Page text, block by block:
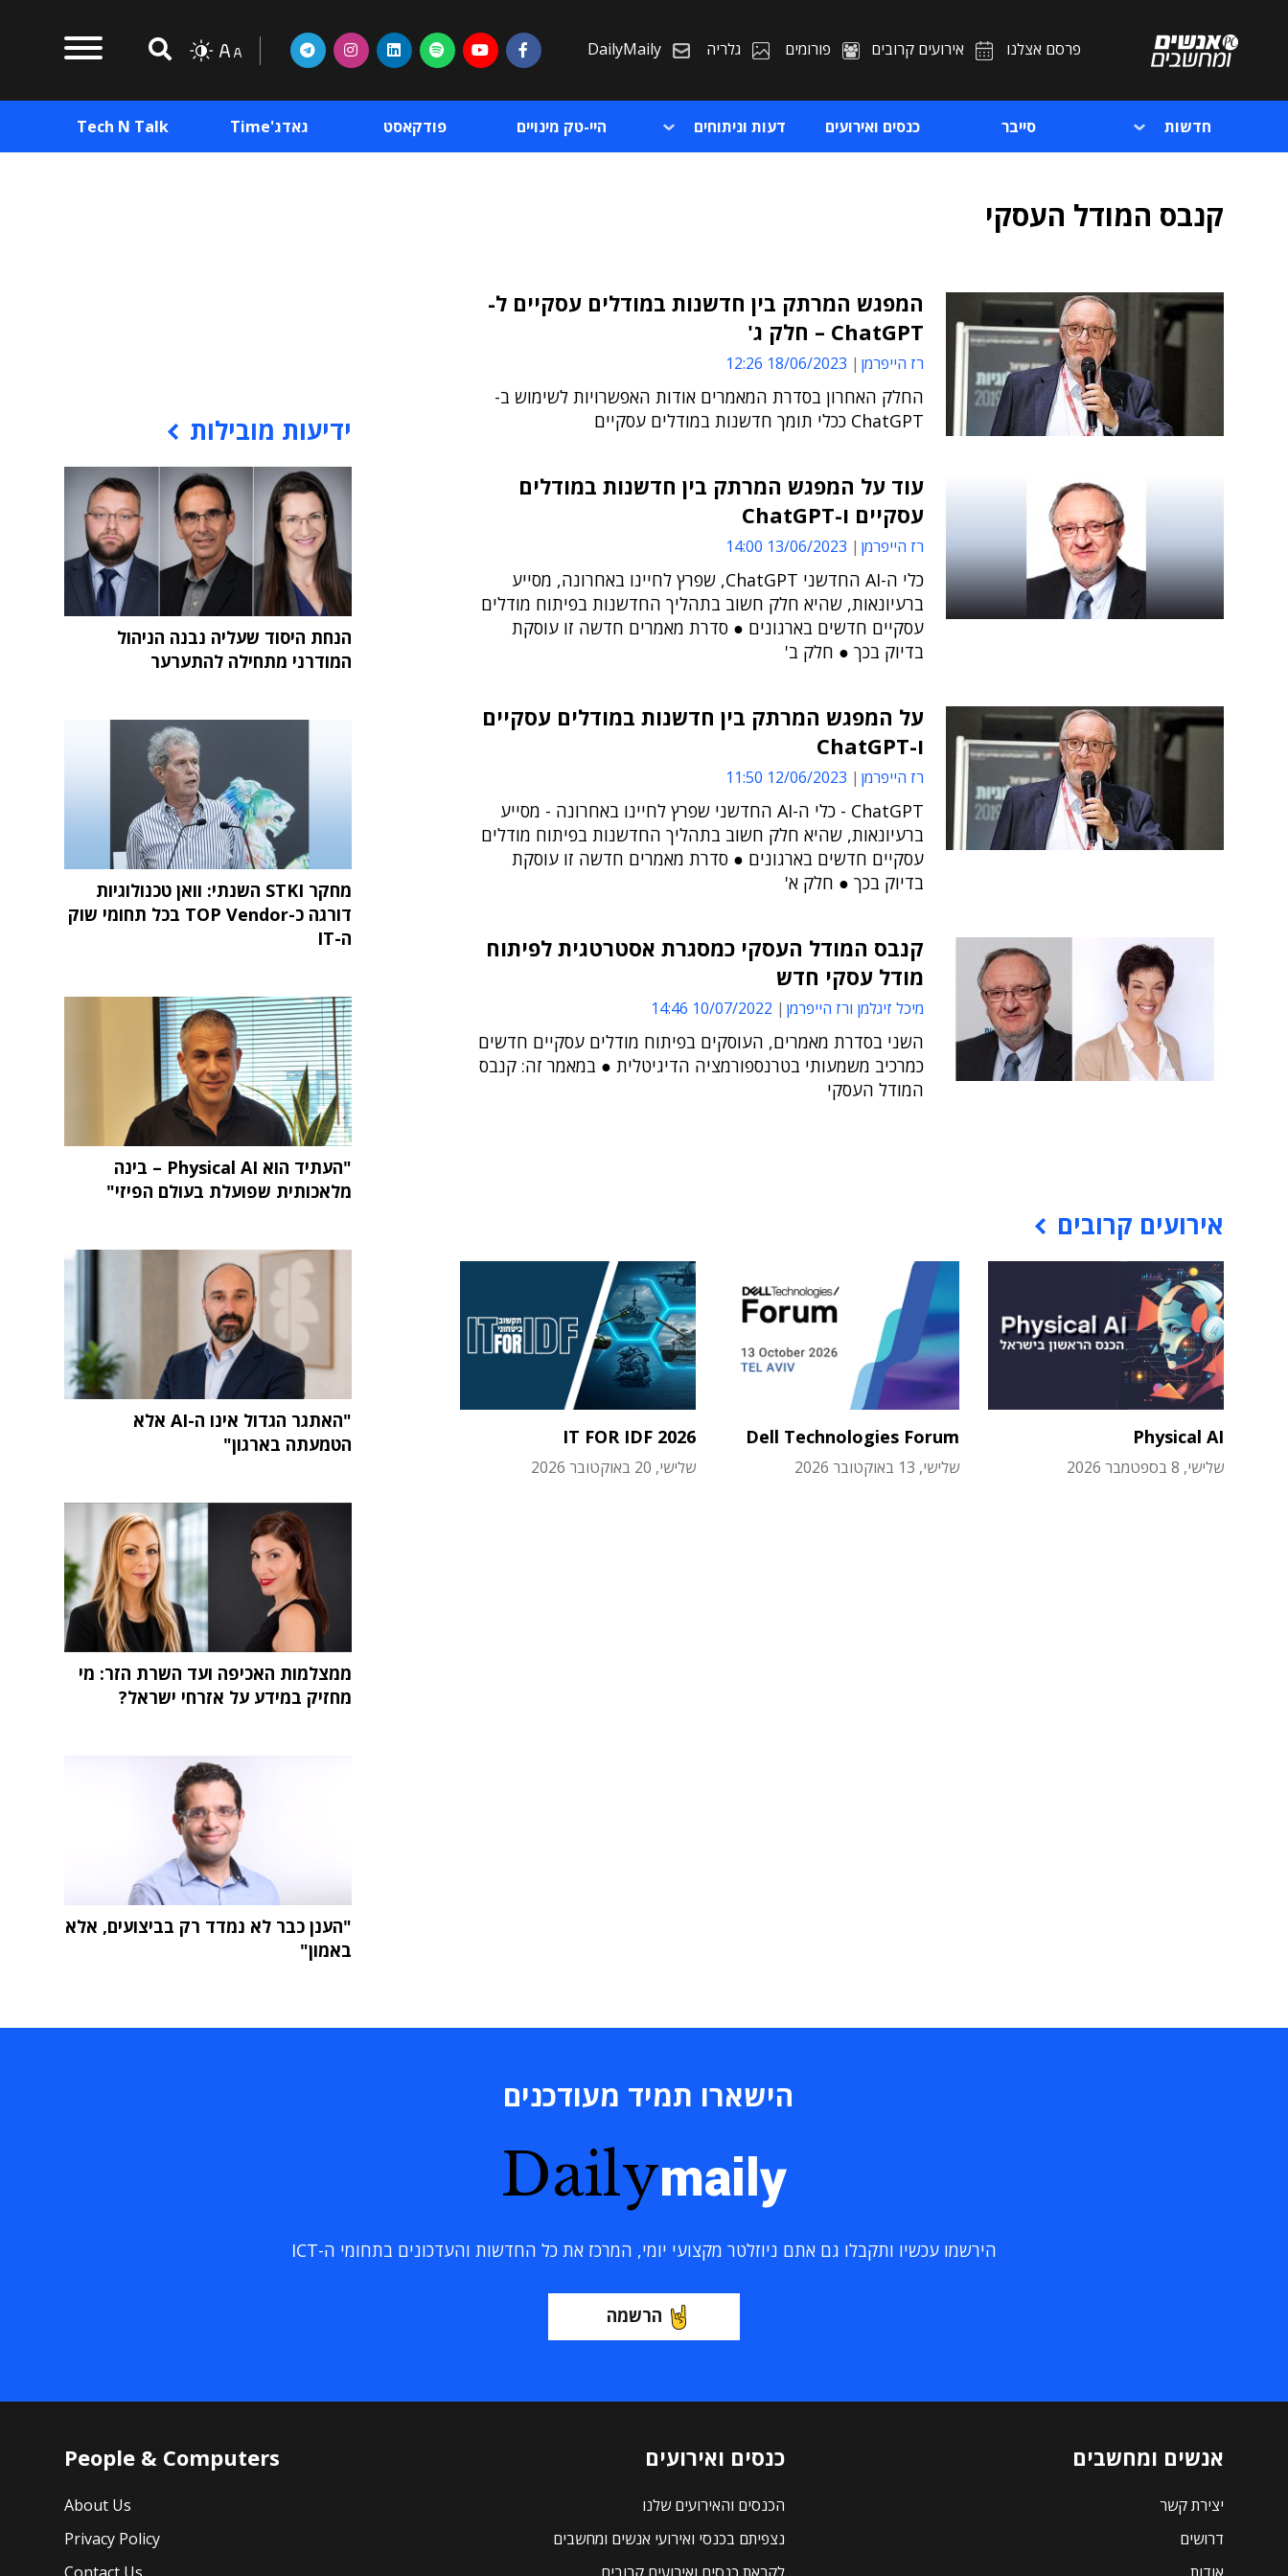
פרסם אצלנו אירועים קרובים פורומים גלריה DailyMaily
חדשות סייבר כנסים ואירועים דעות וניתוחים היי-טק מינויים פודקאסט גאדג'Time Tech N Talk
קנבס המודל העסקי
המפגש המרתק בין חדשנות במודלים עסקיים ל-
ChatGPT – חלק ג'
רז הייפרמן 18/06/2023 12:26
החלק האחרון בסדרת המאמרים אודות האפשרויות לשימוש ב-
ChatGPT ככלי תומך חדשנות במודלים עסקיים
עוד על המפגש המרתק בין חדשנות במודלים
עסקיים ו-ChatGPT
רז הייפרמן 13/06/2023 14:00
כלי ה-AI החדשני ChatGPT, שפרץ לחיינו באחרונה, מסייע
ברעיונאות, שהיא חלק חשוב בתהליך החדשנות בפיתוח מודלים
עסקיים חדשים בארגונים ● סדרת מאמרים חדשה זו עוסקת
בדיוק בכך ● חלק ב'
על המפגש המרתק בין חדשנות במודלים עסקיים
ו-ChatGPT
רז הייפרמן 12/06/2023 11:50
ChatGPT - כלי ה-AI החדשני שפרץ לחיינו באחרונה - מסייע
ברעיונאות, שהיא חלק חשוב בתהליך החדשנות בפיתוח מודלים
עסקיים חדשים בארגונים ● סדרת מאמרים חדשה זו עוסקת
בדיוק בכך ● חלק א'
קנבס המודל העסקי כמסגרת אסטרטגית לפיתוח
מודל עסקי חדש
מיכל זיגלמן ורז הייפרמן 10/07/2022 14:46
השני בסדרת מאמרים, העוסקים בפיתוח מודלים עסקיים חדשים
כמרכיב משמעותי בטרנספורמציה הדיגיטלית ● במאמר זה: קנבס
המודל העסקי
אירועים קרובים
Physical AI
שלישי, 8 בספטמבר 2026
Dell Technologies Forum
שלישי, 13 באוקטובר 2026
IT FOR IDF 2026
שלישי, 20 באוקטובר 2026
ידיעות מובילות
הנחת היסוד שעליה נבנה הניהול
המודרני מתחילה להתערער
מחקר STKI השנתי: וואן טכנולוגיות
דורגה כ-TOP Vendor בכל תחומי שוק
ה-IT
"העתיד הוא Physical AI – בינה
מלאכותית שפועלת בעולם הפיזי"
"האתגר הגדול אינו ה-AI אלא
הטמעתה בארגון"
ממצלמות האכיפה ועד השרת הזר: מי
מחזיק במידע על אזרחי ישראל?
"הענן כבר לא נמדד רק בביצועים, אלא
באמון"
הישארו תמיד מעודכנים
Dailymaily
הירשמו עכשיו ותקבלו גם אתם ניוזלטר מקצועי יומי, המרכז את כל החדשות והעדכונים בתחומי ה-ICT
הרשמה
אנשים ומחשבים
יצירת קשר
דרושים
כנסים ואירועים
הכנסים והאירועים שלנו
נצפיתם בכנסי ואירועי אנשים ומחשבים
People & Computers
About Us
Privacy Policy